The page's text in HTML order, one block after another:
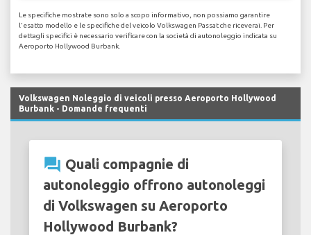
Le specifiche mostrate sono solo a scopo informativo, non possiamo garantire
l'esatto modello e le specifiche del veicolo Volkswagen Passat che riceverai. Per
dettagli specifici è necessario verificare con la società di autonoleggio indicata su
Aeroporto Hollywood Burbank.
Volkswagen Noleggio di veicoli presso Aeroporto Hollywood
Burbank - Domande frequenti
question_answer Quali compagnie di
autonoleggio offrono autonoleggi
di Volkswagen su Aeroporto
Hollywood Burbank?